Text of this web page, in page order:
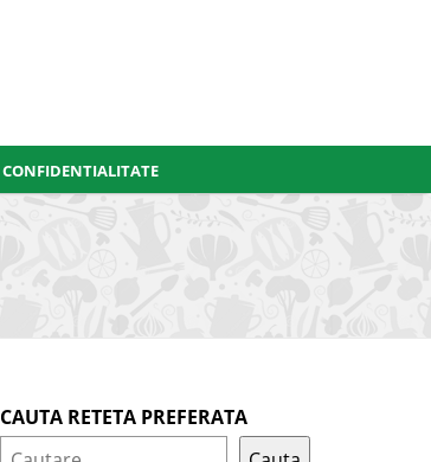
CONFIDENTIALITATE
CAUTA RETETA PREFERATA